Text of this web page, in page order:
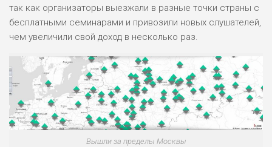
ЛЮБИТЕЛЯ
М СТАВОК
РИСКИ: СРЕДНИЕ
ДОХОД: ВЫСОКИЙ
БЮДЖЕТ: НИЗКИЙ
ОБЗОР
ПОДОЙДЕТ
ВСЕМ
так как организаторы выезжали в разные точки страны с
бесплатными семинарами и привозили новых слушателей,
чем увеличили свой доход в несколько раз.
Вышли за пределы Москвы